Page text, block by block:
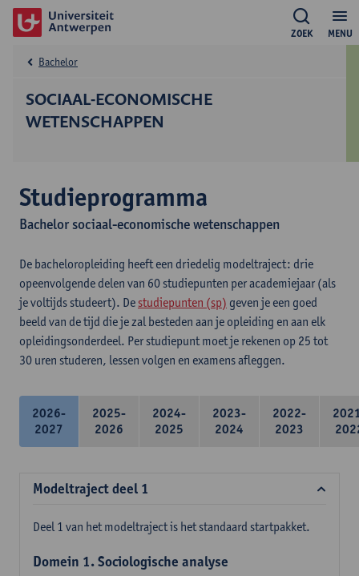
MENU
ZOEK
SOCIAAL-ECONOMISCHE
WETENSCHAPPEN
Bachelor
Studieprogramma
Bachelor sociaal-economische wetenschappen
De bacheloropleiding heeft een driedelig modeltraject: drie
opeenvolgende delen van 60 studiepunten per academiejaar (als
je voltijds studeert). De studiepunten (sp) geven je een goed
beeld van de tijd die je zal besteden aan je opleiding en aan elk
opleidingsonderdeel. Per studiepunt moet je rekenen op 25 tot
30 uren studeren, lessen volgen en examens afleggen.
2026-
2027
2025-
2026
2024-
2025
2023-
2024
2022-
2023
Modeltraject deel 1
Deel 1 van het modeltraject is het standaard startpakket.
Domein 1. Sociologische analyse